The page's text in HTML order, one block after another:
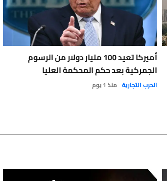
أميركا تعيد 100 مليار دولار من الرسوم
الجمركية بعد حكم المحكمة العليا
الحرب التجارية منذ 1 يوم